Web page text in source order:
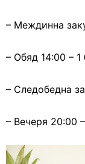
– Междинна
– Обяд 14:00 – 1
– Следобедна
– Вечеря 20:00